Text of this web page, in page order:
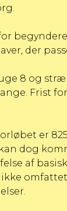
der
8 og
Frist
er
dog
af